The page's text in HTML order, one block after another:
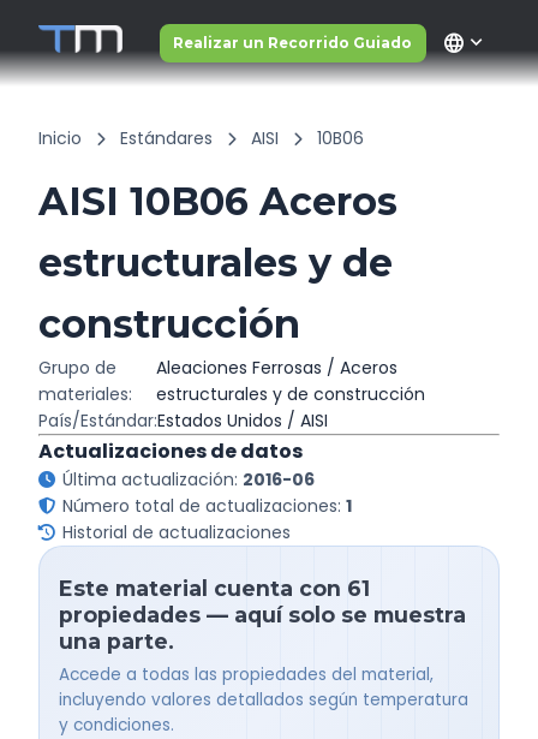
Realizar un Recorrido Guiado language
Inicio Estándares AISI 10B06
AISI 10B06 Aceros
estructurales y de
construcción
Grupo de
materiales:
Aleaciones Ferrosas / Aceros
estructurales y de construcción
País/Estándar:Estados Unidos / AISI
Actualizaciones de datos
Última actualización: 2016-06
Número total de actualizaciones: 1
Historial de actualizaciones
Este material cuenta con 61
propiedades — aquí solo se muestra
una parte.
Accede a todas las propiedades del material,
incluyendo valores detallados según temperatura
y condiciones.